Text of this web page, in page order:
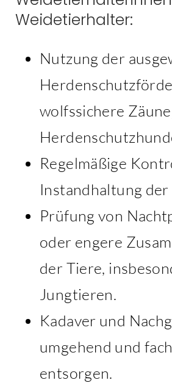
Weidetierhalter:
Nutzung der
wolfssichere
Regelmäßige
Instandhaltung der
Prüfung von
oder engere
der Tiere,
Jungtieren.
Kadaver und
umgehend und
entsorgen.